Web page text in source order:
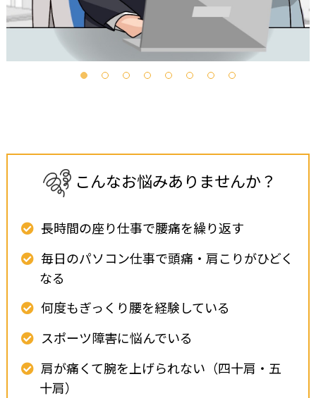
こんなお悩みあ り ませんか？
長時間の座り仕事で腰痛を繰り返す
毎日のパソコン仕事で頭痛・肩こりがひどく
なる
何度もぎっくり腰を経験している
スポーツ障害に悩んでいる
肩が痛くて腕を上げられない（四十肩・五
十肩）